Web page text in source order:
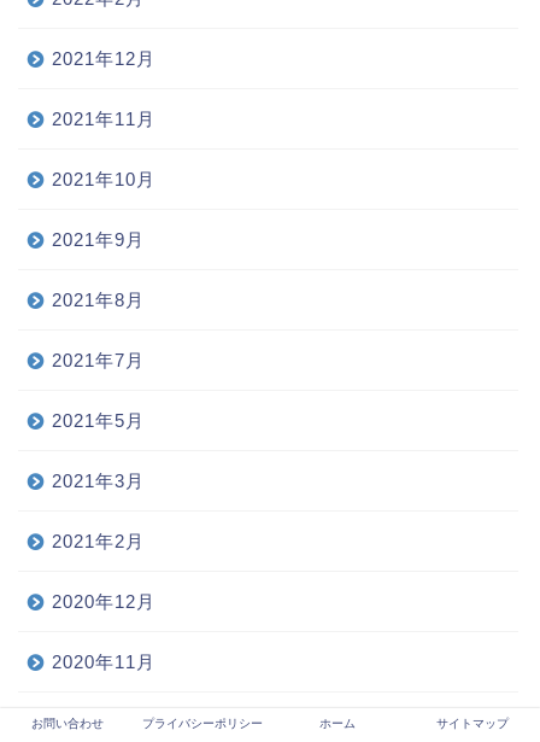
2021年12月
2021年11月
2021年10月
2021年9月
2021年8月
2021年7月
2021年5月
2021年3月
2021年2月
2020年12月
2020年11月
2020年10月
お問い合わせ プライバシーポリシー ホーム サイトマップ